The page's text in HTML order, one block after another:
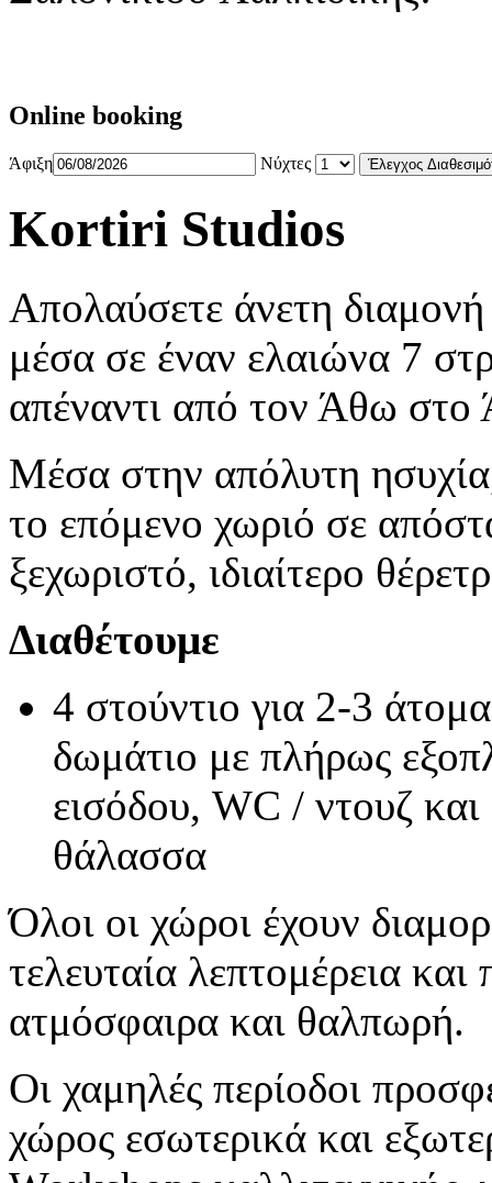
Online booking
Άφιξη Νύχτες
Kortiri Studios
Απολαύσετε άνετη
μέσα σε έναν ελαιώνα 7
απέναντι από τον Άθω στο
Μέσα στην απόλυτη
το επόμενο χωριό σε
ξεχωριστό, ιδιαίτερο
Διαθέτουμε
4 στούντιο για 2-3
δωμάτιο με πλήρως
εισόδου, WC / ντουζ
θάλασσα
Όλοι οι χώροι έχουν
τελευταία λεπτομέρεια
ατμόσφαιρα και θαλπωρή.
Οι χαμηλές περίοδοι
χώρος εσωτερικά και